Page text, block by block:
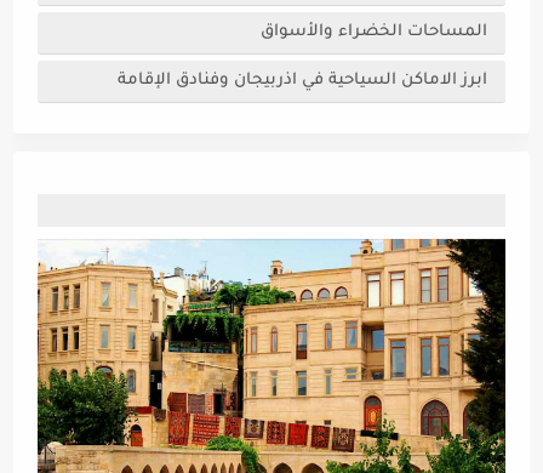
المساحات الخضراء والأسواق
ابرز الاماكن السياحية في اذربيجان وفنادق الإقامة